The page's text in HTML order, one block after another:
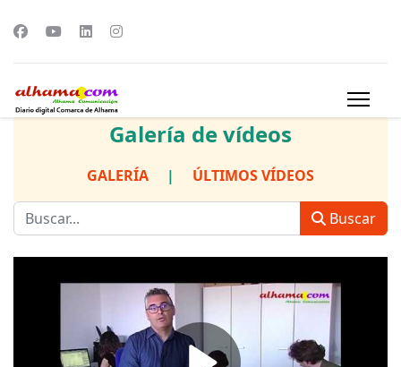
Galería de vídeos
GALERÍA | ÚLTIMOS VÍDEOS
Buscar